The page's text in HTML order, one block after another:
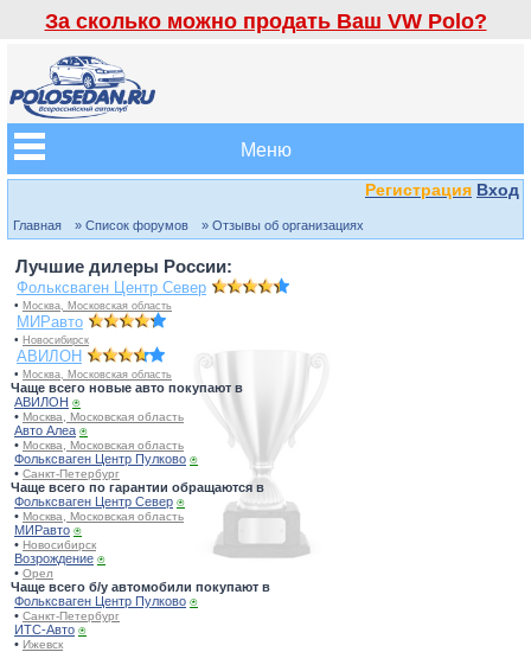
За сколько можно продать Ваш VW Polo?
Меню
Регистрация Вход
Главная » Список форумов » Отзывы об организациях
Лучшие дилеры России:
Фольксваген Центр Север
• Москва, Московская область
МИРавто
• Новосибирск
АВИЛОН
• Москва, Московская область
Чаще всего новые авто покупают в
АВИЛОН ⍟
• Москва, Московская область
Авто Алеа ⍟
• Москва, Московская область
Фольксваген Центр Пулково ⍟
• Санкт-Петербург
Чаще всего по гарантии обращаются в
Фольксваген Центр Север ⍟
• Москва, Московская область
МИРавто ⍟
• Новосибирск
Возрождение ⍟
• Орел
Чаще всего б/у автомобили покупают в
Фольксваген Центр Пулково ⍟
• Санкт-Петербург
ИТС-Авто ⍟
• Ижевск